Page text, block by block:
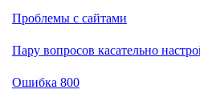
Проблемы с сайтами
Пару вопросов касательно
Ошибка 800